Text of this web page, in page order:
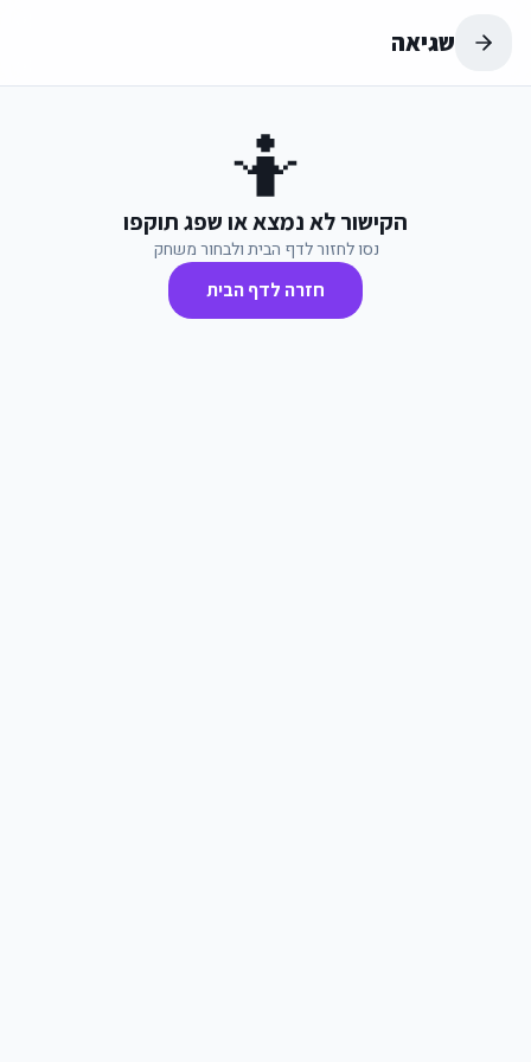
שגיאה
🤷
הקישור לא נמצא או שפג תוקפו
נסו לחזור לדף הבית ולבחור משחק
חזרה לדף הבית